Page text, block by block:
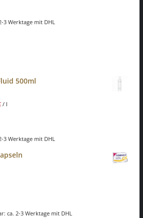
Werktage mit DHL
500ml
/ l
3 Werktage mit DHL
ca. 2-3 Werktage mit DHL